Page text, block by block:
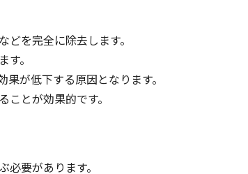
を完全に除去します。
。
が低下する原因となります。
とが効果的です。
要があります。